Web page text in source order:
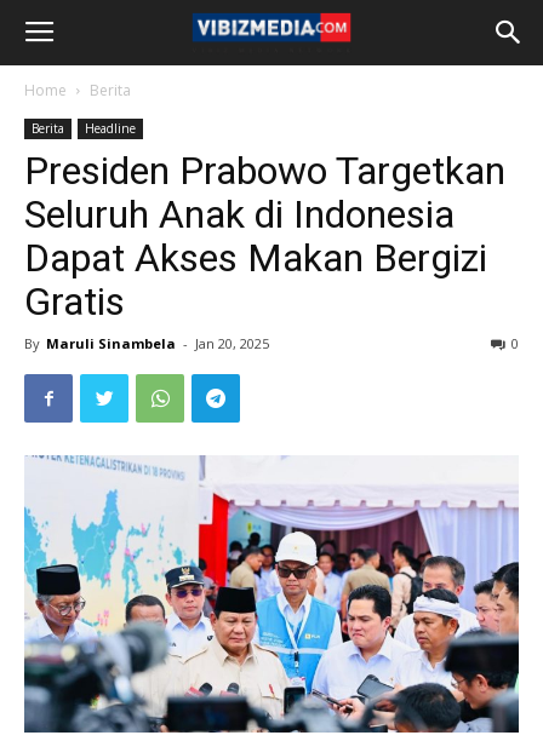
Home Berita
Berita Headline
Presiden Prabowo Targetkan
Seluruh Anak di Indonesia
Dapat Akses Makan Bergizi
Gratis
By Maruli Sinambela - Jan 20, 2025 0